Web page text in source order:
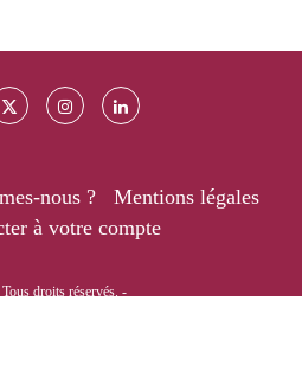
nous ?
Mentions légales
à votre compte
droits réservés. -